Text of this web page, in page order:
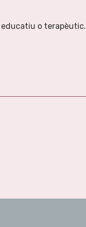
educatiu o terapèutic.